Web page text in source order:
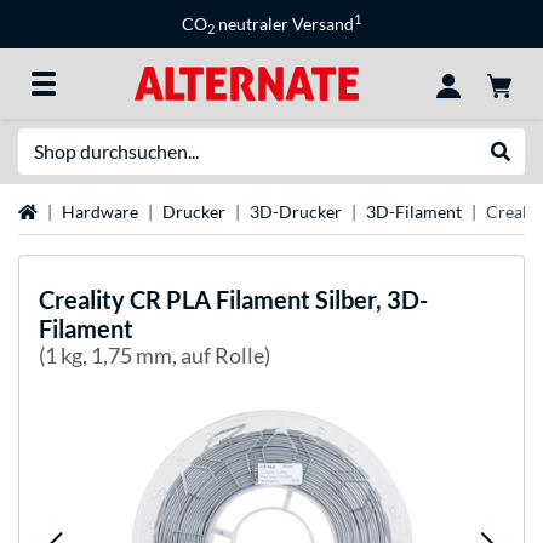
CO2 neutraler Versand1
StartseiteHardware Drucker 3D-Drucker 3D-Filament
CrealityCR PLA Filament Silber, 3D-
Filament
(1 kg, 1,75 mm, auf Rolle)